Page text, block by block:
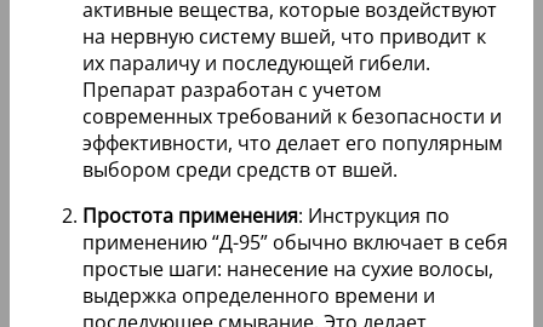
активные вещества, которые воздействуют
на нервную систему вшей, что приводит к
их параличу и последующей гибели.
Препарат разработан с учетом
современных требований к безопасности и
эффективности, что делает его популярным
выбором среди средств от вшей.
Простота применения: Инструкция по
применению “Д-95” обычно включает в себя
простые шаги: нанесение на сухие волосы,
выдержка определенного времени и